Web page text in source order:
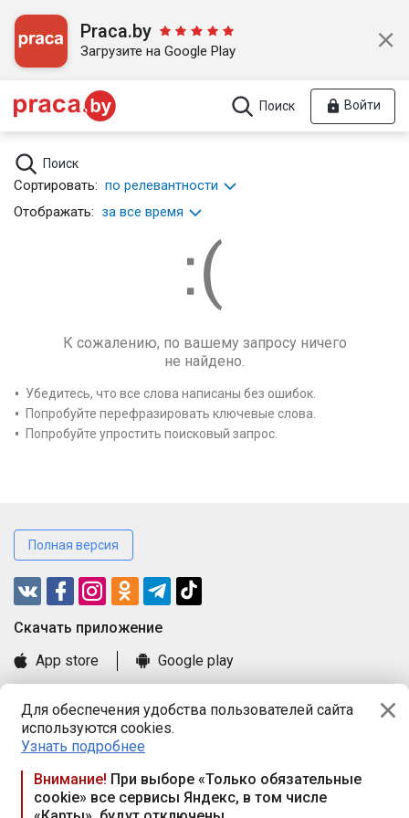
Для обеспечения удобства пользователей сайта
используются cookies.
Узнать подробнее
Внимание! При выборе «Только обязательные
cookie» все сервисы Яндекс, в том числе
Praca.by
Загрузите на Google Play
Поиск Войти
Поиск
Сортировать: по релевантности
Отображать: за все время
К сожалению, по вашему запросу ничего
не найдено.
Убедитесь, что все слова написаны без ошибок.
Попробуйте перефразировать ключевые слова.
Попробуйте упростить поисковый запрос.
Полная версия
Cкачать приложение
App store
Google play
Книга замечаний и предложений
Правила и документы
Praca.by © 2000—2026, ООО «ПРАЦА БАЙ»
Республика Беларусь, 220114, г. Минск, пр-т Независимости
117а, пом. № 9.